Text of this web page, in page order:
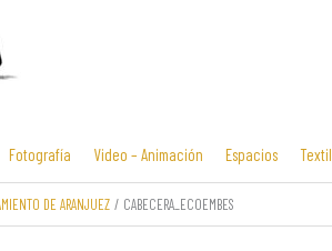
Fotografía Video – Animación Espacios Textil
DE ARANJUEZ CABECERA_ECOEMBES